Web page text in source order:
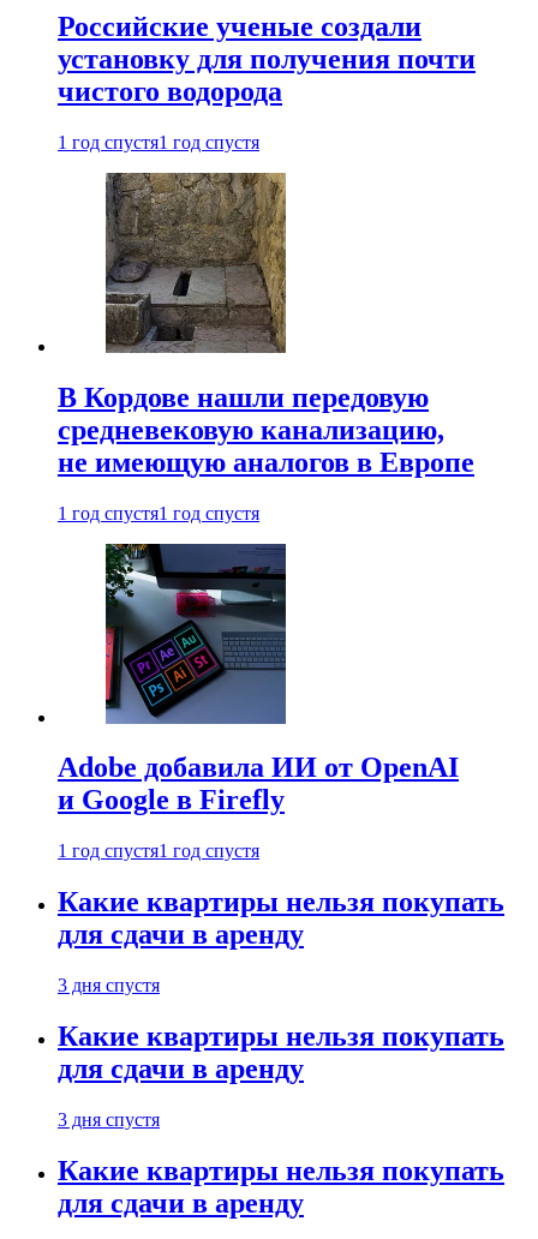
Российские ученые создали
установку для получения почти
чистого водорода
1 год спустя1 год спустя
В Кордове нашли передовую
средневековую канализацию,
не имеющую аналогов в Европе
1 год спустя1 год спустя
Adobe добавила ИИ от OpenAI
и Google в Firefly
1 год спустя1 год спустя
Какие квартиры нельзя покупать
для сдачи в аренду
3 дня спустя
Какие квартиры нельзя покупать
для сдачи в аренду
3 дня спустя
Какие квартиры нельзя покупать
для сдачи в аренду